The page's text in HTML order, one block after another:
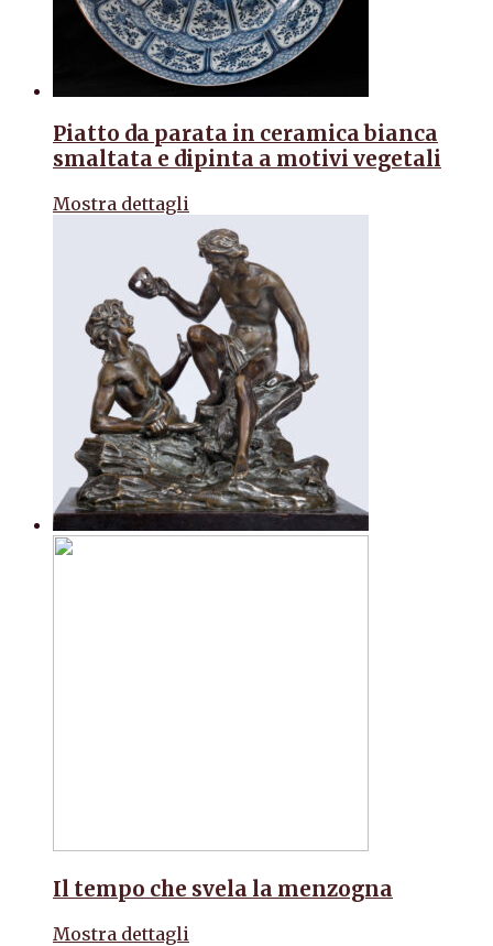
Piatto da parata in ceramica bianca
smaltata e dipinta a motivi vegetali
Mostra dettagli
Il tempo che svela la menzogna
Mostra dettagli